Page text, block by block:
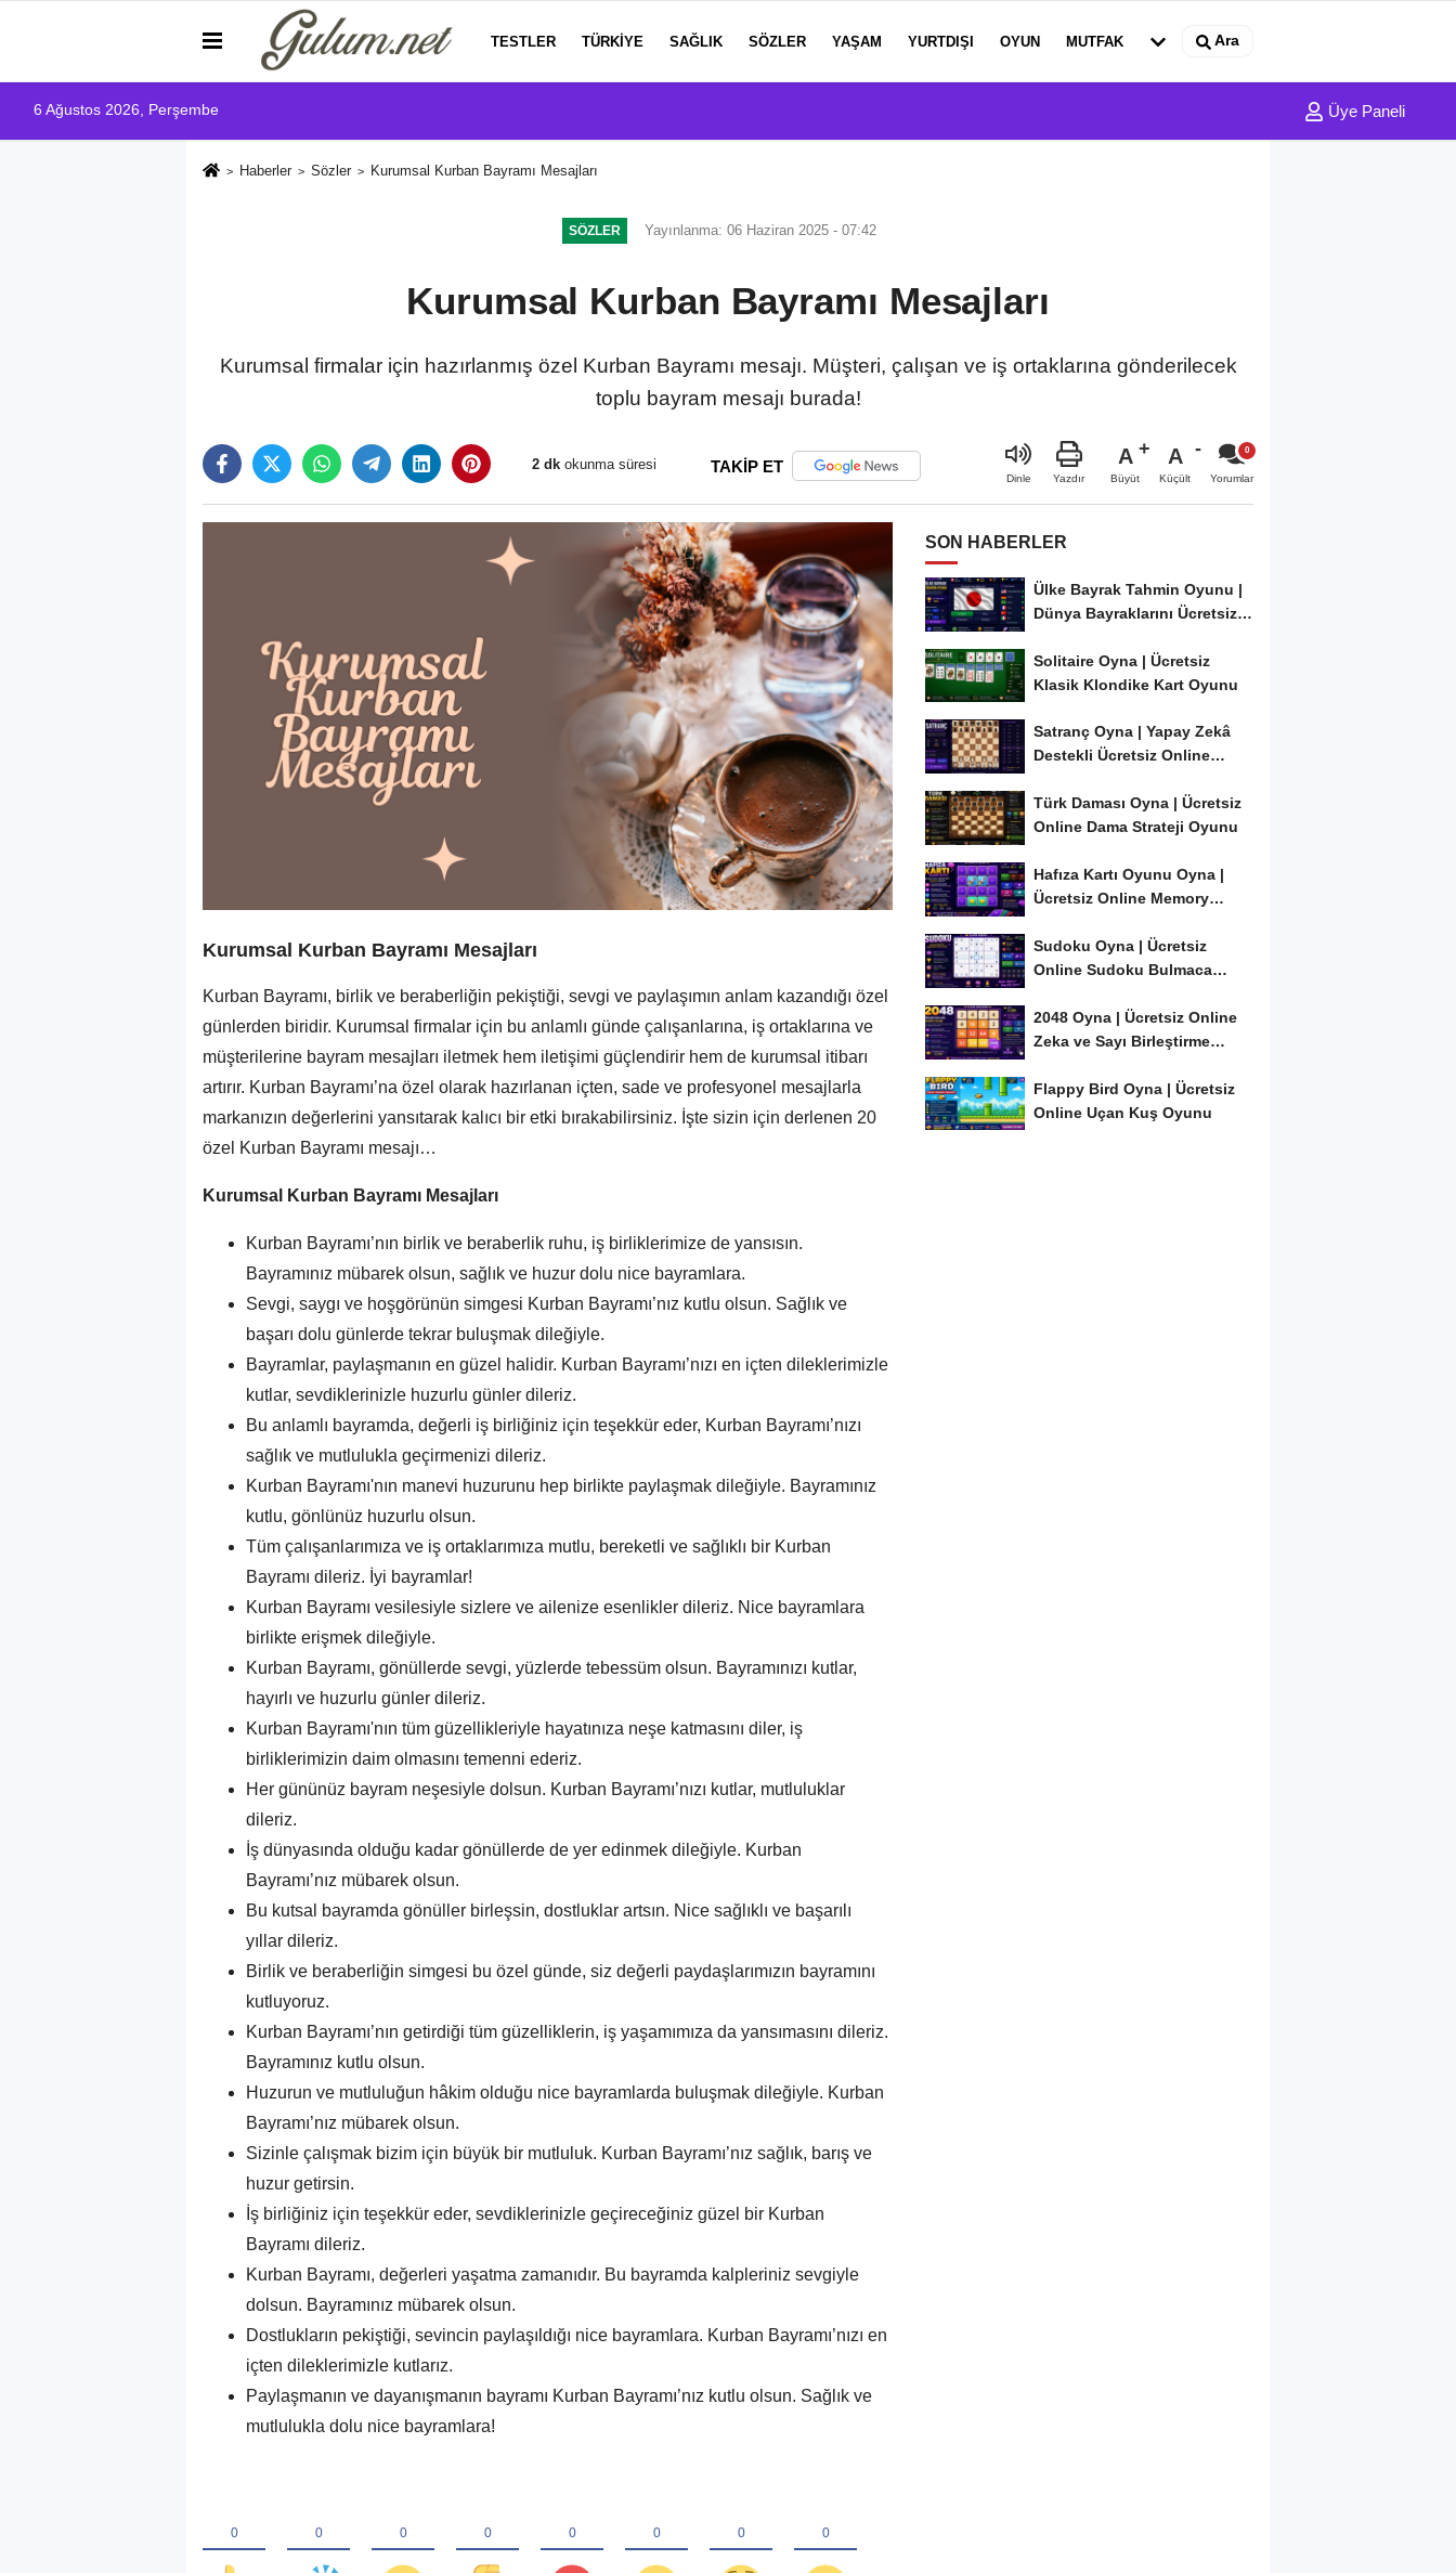
TESTLER TÜRKIYE SAĞLIK SÖZLER YAŞAM YURTDIŞI OYUN MUTFAK Ara
6 Ağustos 2026, Perşembe Üye Paneli
Haberler Sözler Kurumsal Kurban Bayramı Mesajları
SÖZLER Yayınlanma: 06 Haziran 2025 - 07:42
Kurumsal Kurban Bayramı Mesajları
Kurumsal firmalar için hazırlanmış özel Kurban Bayramı mesajı. Müşteri, çalışan ve iş ortaklarına gönderilecek
toplu bayram mesajı burada!
2 dk okunma süresi TAKİP ET
Dinle Yazdır
A
Büyüt
A
Küçült Yorumlar
Kurumsal Kurban Bayramı Mesajları
Kurban Bayramı, birlik ve beraberliğin pekiştiği, sevgi ve paylaşımın anlam kazandığı özel
günlerden biridir. Kurumsal firmalar için bu anlamlı günde çalışanlarına, iş ortaklarına ve
müşterilerine bayram mesajları iletmek hem iletişimi güçlendirir hem de kurumsal itibarı
artırır. Kurban Bayramı’na özel olarak hazırlanan içten, sade ve profesyonel mesajlarla
markanızın değerlerini yansıtarak kalıcı bir etki bırakabilirsiniz. İşte sizin için derlenen 20
özel Kurban Bayramı mesajı…
Kurumsal Kurban Bayramı Mesajları
Kurban Bayramı’nın birlik ve beraberlik ruhu, iş birliklerimize de yansısın.
Bayramınız mübarek olsun, sağlık ve huzur dolu nice bayramlara.
Sevgi, saygı ve hoşgörünün simgesi Kurban Bayramı’nız kutlu olsun. Sağlık ve
başarı dolu günlerde tekrar buluşmak dileğiyle.
Bayramlar, paylaşmanın en güzel halidir. Kurban Bayramı’nızı en içten dileklerimizle
kutlar, sevdiklerinizle huzurlu günler dileriz.
Bu anlamlı bayramda, değerli iş birliğiniz için teşekkür eder, Kurban Bayramı’nızı
sağlık ve mutlulukla geçirmenizi dileriz.
Kurban Bayramı'nın manevi huzurunu hep birlikte paylaşmak dileğiyle. Bayramınız
kutlu, gönlünüz huzurlu olsun.
Tüm çalışanlarımıza ve iş ortaklarımıza mutlu, bereketli ve sağlıklı bir Kurban
Bayramı dileriz. İyi bayramlar!
Kurban Bayramı vesilesiyle sizlere ve ailenize esenlikler dileriz. Nice bayramlara
birlikte erişmek dileğiyle.
Kurban Bayramı, gönüllerde sevgi, yüzlerde tebessüm olsun. Bayramınızı kutlar,
hayırlı ve huzurlu günler dileriz.
Kurban Bayramı'nın tüm güzellikleriyle hayatınıza neşe katmasını diler, iş
birliklerimizin daim olmasını temenni ederiz.
Her gününüz bayram neşesiyle dolsun. Kurban Bayramı’nızı kutlar, mutluluklar
dileriz.
İş dünyasında olduğu kadar gönüllerde de yer edinmek dileğiyle. Kurban
Bayramı’nız mübarek olsun.
Bu kutsal bayramda gönüller birleşsin, dostluklar artsın. Nice sağlıklı ve başarılı
yıllar dileriz.
Birlik ve beraberliğin simgesi bu özel günde, siz değerli paydaşlarımızın bayramını
kutluyoruz.
Kurban Bayramı’nın getirdiği tüm güzelliklerin, iş yaşamımıza da yansımasını dileriz.
Bayramınız kutlu olsun.
Huzurun ve mutluluğun hâkim olduğu nice bayramlarda buluşmak dileğiyle. Kurban
Bayramı’nız mübarek olsun.
Sizinle çalışmak bizim için büyük bir mutluluk. Kurban Bayramı’nız sağlık, barış ve
huzur getirsin.
İş birliğiniz için teşekkür eder, sevdiklerinizle geçireceğiniz güzel bir Kurban
Bayramı dileriz.
Kurban Bayramı, değerleri yaşatma zamanıdır. Bu bayramda kalpleriniz sevgiyle
dolsun. Bayramınız mübarek olsun.
Dostlukların pekiştiği, sevincin paylaşıldığı nice bayramlara. Kurban Bayramı’nızı en
içten dileklerimizle kutlarız.
Paylaşmanın ve dayanışmanın bayramı Kurban Bayramı’nız kutlu olsun. Sağlık ve
mutlulukla dolu nice bayramlara!
SON HABERLER
Ülke Bayrak Tahmin Oyunu |
Dünya Bayraklarını Ücretsiz
Solitaire Oyna | Ücretsiz
Klasik Klondike Kart Oyunu
Satranç Oyna | Yapay Zekâ
Destekli Ücretsiz Online
Türk Daması Oyna | Ücretsiz
Online Dama Strateji Oyunu
Hafıza Kartı Oyunu Oyna |
Ücretsiz Online Memory
Sudoku Oyna | Ücretsiz
Online Sudoku Bulmaca
2048 Oyna | Ücretsiz Online
Zeka ve Sayı Birleştirme
Flappy Bird Oyna | Ücretsiz
Online Uçan Kuş Oyunu